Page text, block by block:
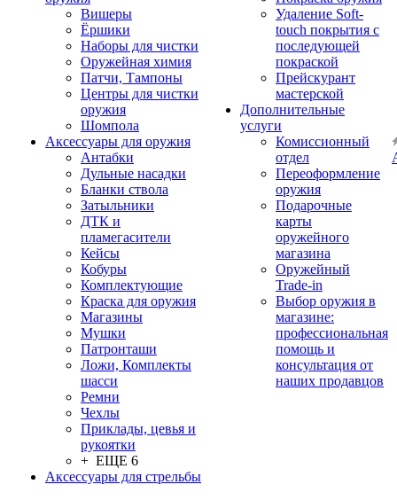
Вишеры
Ёршики
Наборы для чистки
Оружейная химия
Патчи, Тампоны
Центры для чистки
оружия
Шомпола
Аксессуары для оружия
Антабки
Дульные насадки
Бланки ствола
Затыльники
ДТК и
пламегасители
Кейсы
Кобуры
Комплектующие
Краска для оружия
Магазины
Мушки
Патронташи
Ложи, Комплекты
шасси
Ремни
Чехлы
Приклады, цевья и
рукоятки
+ ЕЩЕ 6
Аксессуары для стрельбы
Удаление Soft-
touch покрытия с
последующей
покраской
Прейскурант
мастерской
Дополнительные
услуги
Комиссионный
отдел
Переоформление
оружия
Подарочные
карты
оружейного
магазина
Оружейный
Trade-in
Выбор оружия в
магазине:
профессиональная
помощь и
консультация от
наших продавцов